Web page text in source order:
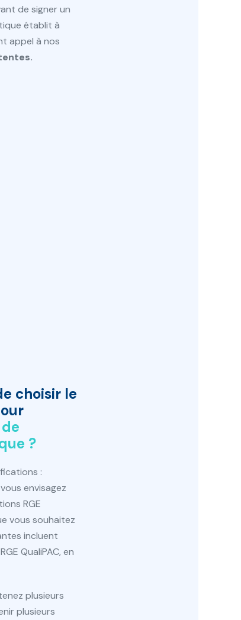
de signer un
établit à
appel à nos
choisir le
?
:
envisagez
RGE
vous souhaitez
incluent
QualiPAC, en
plusieurs
plusieurs